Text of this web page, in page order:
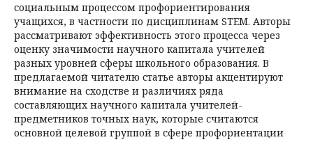
социальным процессом профориентирования
учащихся, в частности по дисциплинам STEM. Авторы
рассматривают эффективность этого процесса через
оценку значимости научного капитала учителей
разных уровней сферы школьного образования. В
предлагаемой читателю статье авторы акцентируют
внимание на сходстве и различиях ряда
составляющих научного капитала учителей-
предметников точных наук, которые считаются
основной целевой группой в сфере профориентации